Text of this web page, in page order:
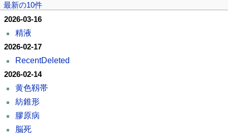
最新の10件
2026-03-16
精液
2026-02-17
RecentDeleted
2026-02-14
黄色靱帯
紡錐形
膠原病
脳死